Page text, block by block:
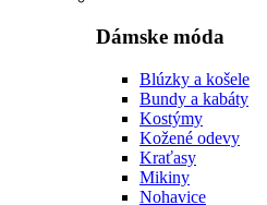
Dámske móda
Blúzky a košele
Bundy a kabáty
Kostýmy
Kožené odevy
Kraťasy
Mikiny
Nohavice